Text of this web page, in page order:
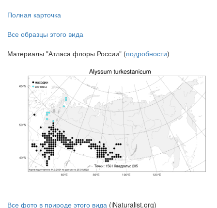
Полная карточка
Все образцы этого вида
Материалы "Атласа флоры России" (подробности)
Все фото в природе этого вида (iNaturalist.org)